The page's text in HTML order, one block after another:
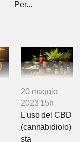
Per...
20 maggio
2023 15h
L'uso del CBD
(cannabidiolo)
sta